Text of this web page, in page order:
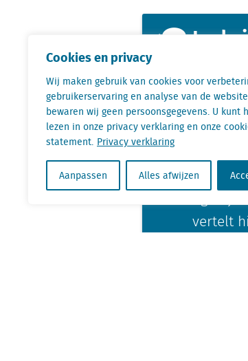
Cookies en privacy
Wij maken gebruik van cookies voor
gebruikerservaring en analyse van de
bewaren wij geen persoonsgegevens. U kunt
lezen in onze privacy verklaring en onze
statement. Privacy verklaring
Aanpassen Alles afwijzen
Ludwig
jaren
ligt zijn
vertelt